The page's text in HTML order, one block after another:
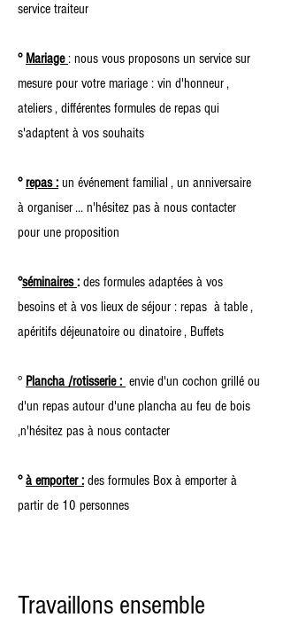
service traiteur
° Mariage: nous vous proposons un service sur
mesure pour votre mariage : vin d'honneur ,
ateliers , différentes formules de repas qui
s'adaptent à vos souhaits
°repas : un événement familial , un anniversaire
à organiser ... n'hésitez pas à nous contacter
pour une proposition
°séminaires: des formules adaptées à vos
besoins et à vos lieux de séjour : repas à table ,
apéritifs déjeunatoire ou dinatoire , Buffets
° Plancha /rotisserie : envie d'un cochon grillé ou
d'un repas autour d'une plancha au feu de bois
,n'hésitez pas à nous contacter
°à emporter : des formules Box à emporter à
partir de 10 personnes
Travaillons ensemble